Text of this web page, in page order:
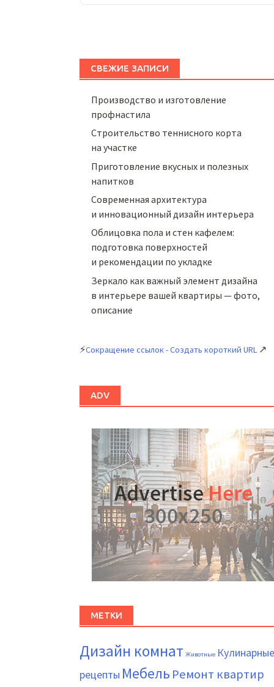
СВЕЖИЕ ЗАПИСИ
Производство и изготовление
профнастила
Строительство теннисного корта
на участке
Приготовление вкусных и полезных
напитков
Cовременная архитектура
и инновационный дизайн интерьера
Облицовка пола и стен кафелем:
подготовка поверхностей
и рекомендации по укладке
Зеркало как важный элемент дизайна
в интерьере вашей квартиры — фото,
описание
⚡Сокращение ссылок - Создать короткий URL ↗
ADV
МЕТКИ
Дизайн комнат Животные Кулинарные
рецепты Мебель Ремонт квартир